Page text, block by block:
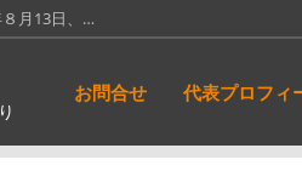
月13日、…
月12日（旧…
とも壮大な名称で…
お問合せ 代表プロフィ